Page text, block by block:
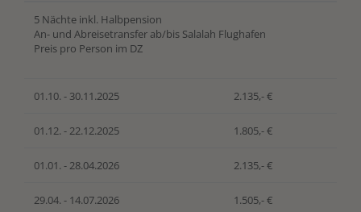
5 Nächte inkl. Halbpension
An- und Abreisetransfer ab/bis Salalah Flughafen
Preis pro Person im DZ
01.10. - 30.11.2025 2.135,- €
01.12. - 22.12.2025 1.805,- €
01.01. - 28.04.2026 2.135,- €
29.04. - 14.07.2026 1.505,- €